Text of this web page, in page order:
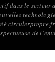
dans le secteur
de